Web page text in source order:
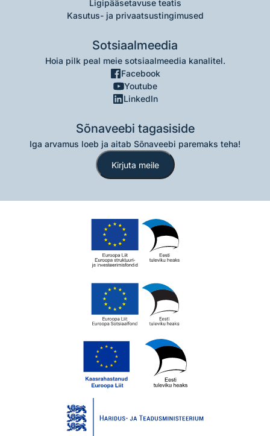
Ligipääsetavuse teatis
Kasutus- ja privaatsustingimused
Sotsiaalmeedia
Hoia pilk peal meie sotsiaalmeedia kanalitel.
Facebook
Youtube
LinkedIn
Sõnaveebi tagasiside
Iga arvamus loeb ja aitab Sõnaveebi paremaks teha!
Kirjuta meile